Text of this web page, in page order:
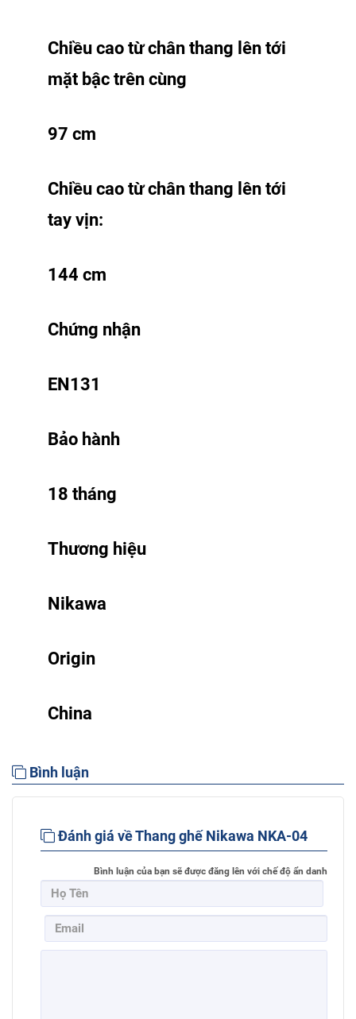
Chiều cao từ chân thang lên tới
mặt bậc trên cùng
97 cm
Chiều cao từ chân thang lên tới
tay vịn:
144 cm
Chứng nhận
EN131
Bảo hành
18 tháng
Thương hiệu
Nikawa
Origin
China
Bình luận
Đánh giá về Thang ghế Nikawa NKA-04
Bình luận của bạn sẽ được đăng lên với chế độ ẩn danh